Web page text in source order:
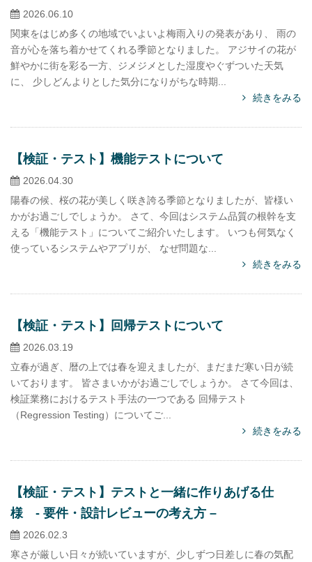
2026.06.10
関東をはじめ多くの地域でいよいよ梅雨入りの発表があり、 雨の
音が心を落ち着かせてくれる季節となりました。 アジサイの花が
鮮やかに街を彩る一方、ジメジメとした湿度やぐずついた天気
に、 少しどんよりとした気分になりがちな時期...
続きをみる
【検証・テスト】機能テストについて
2026.04.30
陽春の候、桜の花が美しく咲き誇る季節となりましたが、皆様い
かがお過ごしでしょうか。 さて、今回はシステム品質の根幹を支
える「機能テスト」についてご紹介いたします。 いつも何気なく
使っているシステムやアプリが、 なぜ問題な...
続きをみる
【検証・テスト】回帰テストについて
2026.03.19
立春が過ぎ、暦の上では春を迎えましたが、まだまだ寒い日が続
いております。 皆さまいかがお過ごしでしょうか。 さて今回は、
検証業務におけるテスト手法の一つである 回帰テスト
（Regression Testing）についてご...
続きをみる
【検証・テスト】テストと一緒に作りあげる仕
様 - 要件・設計レビューの考え方 –
2026.02.3
寒さが厳しい日々が続いていますが、少しずつ日差しに春の気配